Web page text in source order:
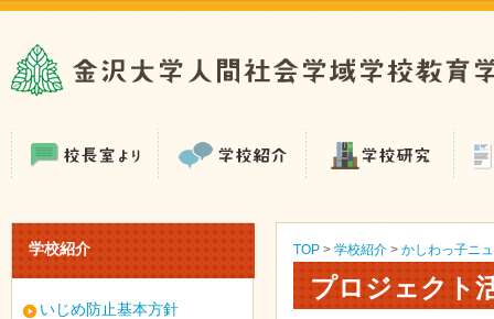
TOP > 学校紹介 > かしわっ子ニ
プロジェクト
学校紹介
いじめ防止基本方針